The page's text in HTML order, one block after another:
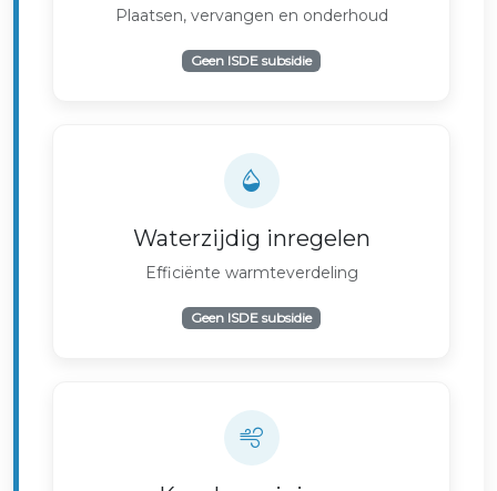
Plaatsen, vervangen en onderhoud
Geen ISDE subsidie
Waterzijdig inregelen
Efficiënte warmteverdeling
Geen ISDE subsidie